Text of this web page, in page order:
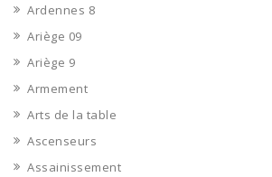
Ardennes 8
Ariège 09
Ariège 9
Armement
Arts de la table
Ascenseurs
Assainissement